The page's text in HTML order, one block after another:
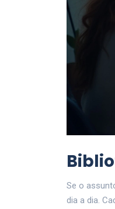
Se o
dia a dia.